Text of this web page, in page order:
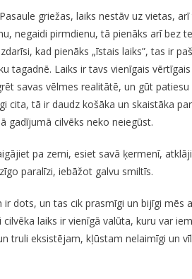
griežas, laiks nestāv uz vietas,
negaidi pirmdienu, tā pienāks arī bez
kad pienāks „īstais laiks”, tas ir
tagadnē. Laiks ir tavs vienīgais
savas vēlmes realitātē, un gūt
cita, tā ir daudz košāka un skaistāka
gadījumā cilvēks neko neiegūst.
pa zemi, esiet savā ķermenī,
paralīzi, iebāžot galvu smiltīs.
dots, un tas cik prasmīgi un bijīgi mēs
laiks ir vienīgā valūta, kuru var
truli eksistējam, kļūstam nelaimīgi un